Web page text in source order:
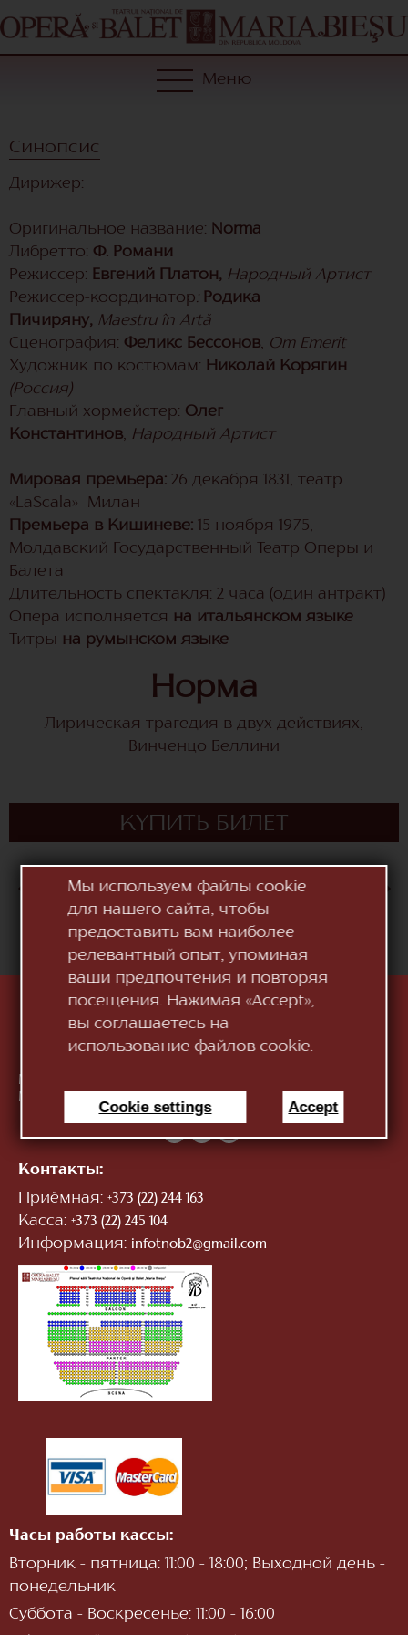
Мы используем файлы cookie
для нашего сайта, чтобы
предоставить вам наиболее
релевантный опыт, упоминая
ваши предпочтения и повторяя
посещения. Нажимая «Accept»,
вы соглашаетесь на
использование файлов cookie.
Cookie settings Accept
Меню
Синопсис
Дирижер:
Оригинальное название: Norma
Либретто: Ф. Романи
Режиссер: Евгений Платон, Народный Артист
Режиссер-координатор: Родика
Пичиряну, Maestru în Artă
Сценография: Феликс Бессонов, Om Emerit
Художник по костюмам: Николай Корягин
(Россия)
Главный хормейстер: Олег
Константинов, Народный Артист
Мировая премьера: 26 декабря 1831, театр
«LaScala» Милан
Премьера в Кишиневе:
15 ноября 1975,
Молдавский Государственный Театр Оперы и
Балетa
Длительность спектакля: 2 часа (один антракт)
Опера исполняется
на итальянском языке
Титры
на румынском языке
Норма
Лирическая трагедия в двух действиях,
Винченцо Беллини
КУПИТЬ БИЛЕТ
1 2 3 4 5 6 7 10
«Национальный Театр Оперы и Балета "Мария
Биешу"»
Молдова, MD-2012, мун. Кишинэу, Бд. Штефан чел
Маре ши Сфынт, 152
Контакты:
Приёмная: +373 (22) 244 163
Касса: +373 (22) 245 104
Информация: infotnob2@gmail.com
Часы работы кассы:
Вторник - пятница: 11:00 - 18:00; Выходной день -
понедельник
Суббота - Воскресенье: 11:00 - 16:00